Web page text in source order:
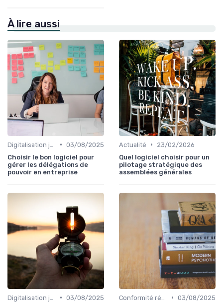
À lire aussi
• 03/08/2025
Choisir le bon logiciel pour
gérer les délégations de
pouvoir en entreprise
Actualité •
23/02/2026
Quel logiciel choisir pour un
pilotage stratégique des
assemblées générales
• 03/08/2025
• 03/08/2025